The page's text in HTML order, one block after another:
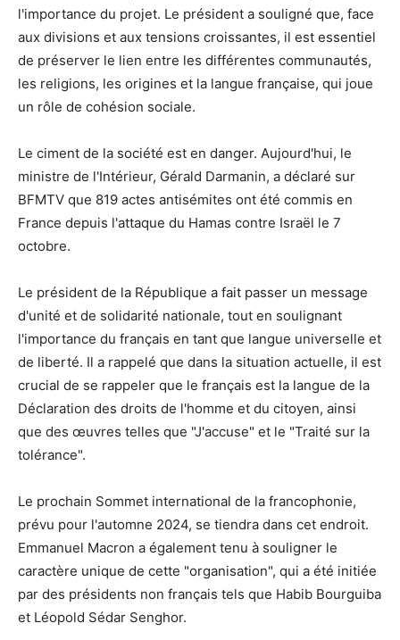
l'importance du projet. Le président a souligné que, face
aux divisions et aux tensions croissantes, il est essentiel
de préserver le lien entre les différentes communautés,
les religions, les origines et la langue française, qui joue
un rôle de cohésion sociale.
Le ciment de la société est en danger. Aujourd'hui, le
ministre de l'Intérieur, Gérald Darmanin, a déclaré sur
BFMTV que 819 actes antisémites ont été commis en
France depuis l'attaque du Hamas contre Israël le 7
octobre.
Le président de la République a fait passer un message
d'unité et de solidarité nationale, tout en soulignant
l'importance du français en tant que langue universelle et
de liberté. Il a rappelé que dans la situation actuelle, il est
crucial de se rappeler que le français est la langue de la
Déclaration des droits de l'homme et du citoyen, ainsi
que des œuvres telles que "J'accuse" et le "Traité sur la
tolérance".
Le prochain Sommet international de la francophonie,
prévu pour l'automne 2024, se tiendra dans cet endroit.
Emmanuel Macron a également tenu à souligner le
caractère unique de cette "organisation", qui a été initiée
par des présidents non français tels que Habib Bourguiba
et Léopold Sédar Senghor.